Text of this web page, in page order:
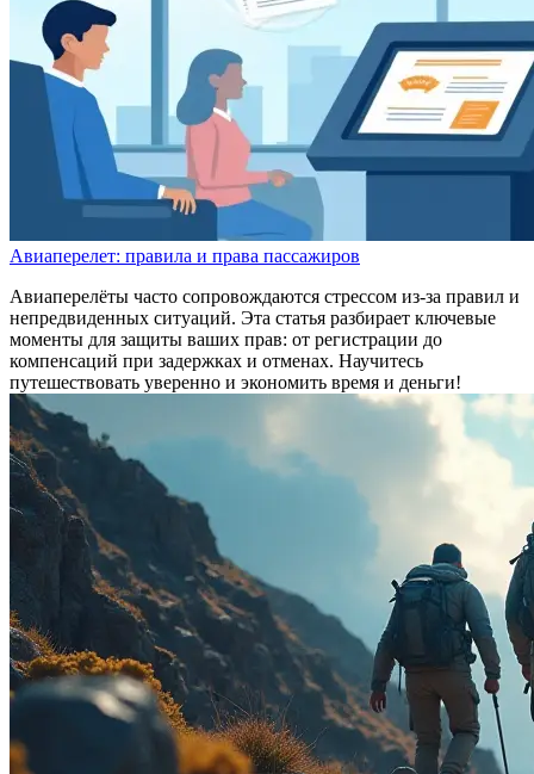
Авиаперелет: правила и права пассажиров
Авиаперелёты часто сопровождаются стрессом из-за правил и
непредвиденных ситуаций. Эта статья разбирает ключевые
моменты для защиты ваших прав: от регистрации до
компенсаций при задержках и отменах. Научитесь
путешествовать уверенно и экономить время и деньги!